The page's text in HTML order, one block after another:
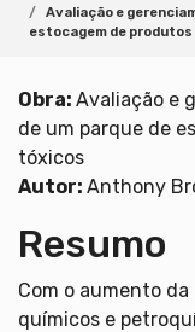
Avaliação e
estocagem de
Obra: Avaliação e
de um parque de
tóxicos
Autor: Anthony
Resumo
Com o aumento
químicos e